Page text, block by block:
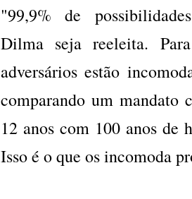
"99,9% de
Dilma seja reeleita. Para
adversários estão
comparando um mandato
12 anos com 100 anos de
Isso é o que os incomoda